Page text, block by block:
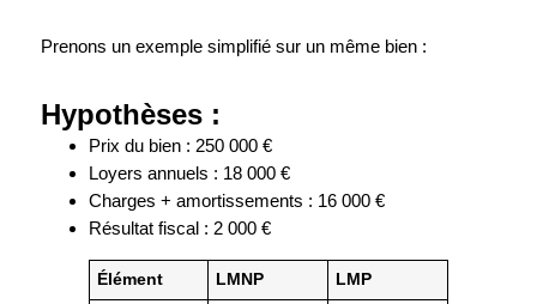
Prenons un exemple simplifié sur un même bien :
Hypothèses :
Prix du bien : 250 000 €
Loyers annuels : 18 000 €
Charges + amortissements : 16 000 €
Résultat fiscal : 2 000 €
Élément LMNP LMP